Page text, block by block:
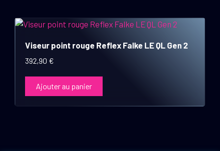
Viseur point rouge Reflex Falke LE QL Gen 2
392,90 €
Ajouter au panier